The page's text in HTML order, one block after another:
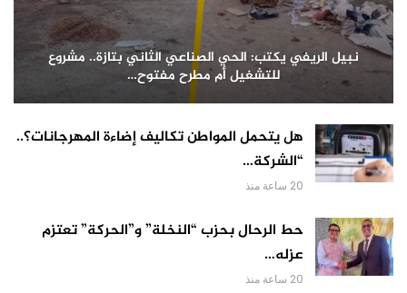
نبيل الريفي يكتب: الحي الصناعي الثاني بتازة.. مشروع
للتشغيل أم مطرح مفتوح…
هل يتحمل المواطن تكاليف إضاءة المهرجانات؟..
“الشركة…
20 ساعة منذ
حط الرحال بحزب “النخلة” و”الحركة” تعتزم
عزله…
20 ساعة منذ